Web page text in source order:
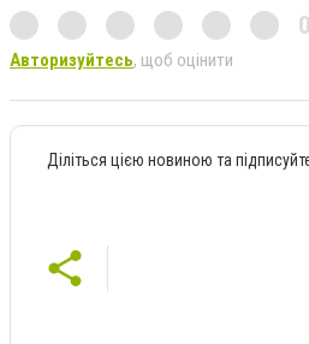
Авторизуйтесь, щоб оцінити
Діліться цією новиною та